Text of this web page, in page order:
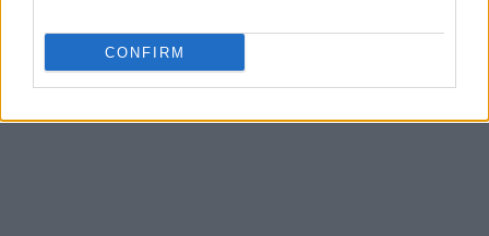
CONFIRM